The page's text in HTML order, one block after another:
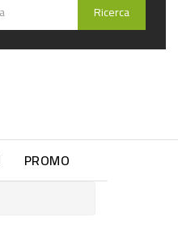
Ricerca
PROMO